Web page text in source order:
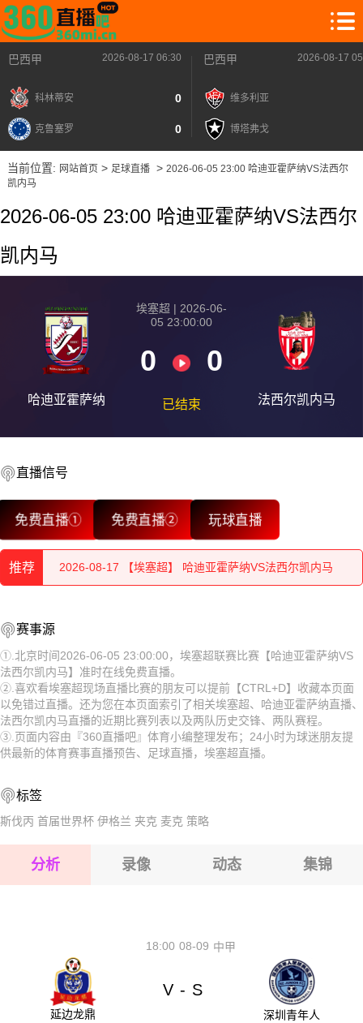
巴西甲 2026-08-17 06:30
科林蒂安 0
克鲁塞罗 0
巴西甲 2026-08-17
维多利亚
博塔弗戈
当前位置: 网站首页> 足球直播> 2026-06-05 23:00 哈迪亚霍萨纳VS法西尔
凯内马
2026-06-05 23:00 哈迪亚霍萨纳VS法西尔
凯内马
哈迪亚霍萨纳
埃塞超 | 2026-06-
05 23:00:00
0 0
已结束 法西尔凯内马
直播信号
免费直播① 免费直播② 玩球直播
推荐
2026-08-17 【埃塞超】 哈迪亚霍萨纳VS法西尔凯内马
2026-08-17 【埃塞超】 哈迪亚霍萨纳VS法西尔凯内马
2026-08-17 【埃塞超】 哈迪亚霍萨纳VS法西尔凯内马
2026-08-17 【埃塞超】 哈迪亚霍萨纳VS法西尔凯内马
2026-08-17 【埃塞超】 哈迪亚霍萨纳VS法西尔凯内马
2026-08-17 【埃塞超】 哈迪亚霍萨纳VS法西尔凯内马
2026-08-17 【埃塞超】 哈迪亚霍萨纳VS法西尔凯内马
2026-08-17 【埃塞超】 哈迪亚霍萨纳VS法西尔凯内马
2026-08-17 【埃塞超】 哈迪亚霍萨纳VS法西尔凯内马
2026-08-17 【埃塞超】 哈迪亚霍萨纳VS法西尔凯内马
赛事源
①.北京时间2026-06-05 23:00:00，埃塞超联赛比赛【哈迪亚霍萨纳VS
法西尔凯内马】准时在线免费直播。
②.喜欢看埃塞超现场直播比赛的朋友可以提前【CTRL+D】收藏本页面
以免错过直播。还为您在本页面索引了相关埃塞超、哈迪亚霍萨纳直播、
法西尔凯内马直播的近期比赛列表以及两队历史交锋、两队赛程。
③.页面内容由『360直播吧』体育小编整理发布；24小时为球迷朋友提
供最新的体育赛事直播预告、足球直播，埃塞超直播。
标签
斯伐丙 首届世界杯 伊格兰 夹克 麦克 策略
分析 录像 动态 集锦
08-09
18:00 中甲
延边龙鼎
V - S
深圳青年人